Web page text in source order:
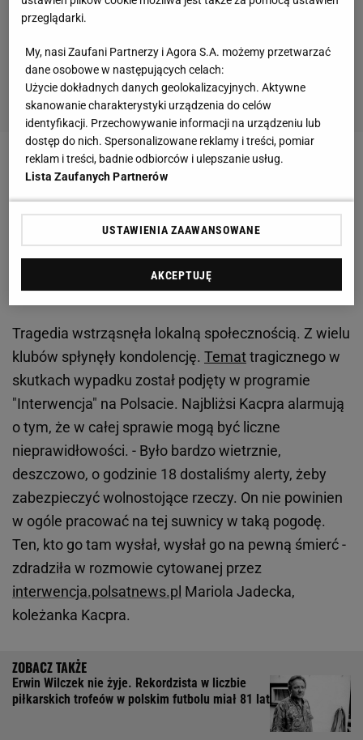
Zobacz wideoZłota Piłka jak konkurs piękności?
Młody piłkarz zmarł w tragicznym wypadku w
okoliczności wypadku
Tragedia wstrząsnęła lokalną społecznością. Z wielu
klubów spłynęły kondolencję. Temattragicznego w
skutkach wypadku został podjęty w programie
"Interwencja" na Polsacie. Najbliżsi Kacpra alarmują
o tym, że w całej sprawie mogą być liczne
nieprawidłowości. - Było bardzo wietrznie,
deszczowo, o godzinie 18 dostaliśmy alerty, żeby
zabezpieczyć wolnostojące rzeczy. On nie powinien
w ogóle pracować na tej suwnicy w taką pogodę.
Ten, kto go tam wysłał, wysłał go na pewną śmierć -
zdradziła w rozmowie cytowanej przez
interwencja.polsatnews.pl Mariola Jadecka,
koleżanka Kacpra.
Erwin Wilczek nie żyje. Rekordzista w liczbie
piłkarskich trofeów w polskim futbolu miał 81 lat
przeglądarki.
My, nasi Zaufani Partnerzy i Agora S.A. możemy przetwarzać
dane osobowe w następujących celach:
Użycie dokładnych danych geolokalizacyjnych. Aktywne
skanowanie charakterystyki urządzenia do celów
identyfikacji. Przechowywanie informacji na urządzeniu lub
dostęp do nich. Spersonalizowane reklamy i treści, pomiar
reklam i treści, badnie odbiorców i ulepszanie usług.
Lista Zaufanych Partnerów
USTAWIENIA ZAAWANSOWANE
AKCEPTUJĘ